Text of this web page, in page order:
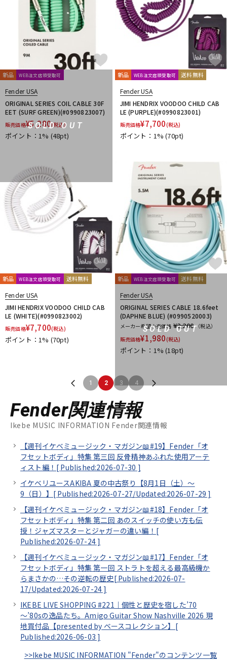
SOLD OUT
新品 WEB注文店頭受取可
Fender USA
ORIGINAL SERIES COIL CABLE 30F
EET (SURF GREEN)(#0990823007)
販売価格¥5,280(税込)
ポイント：1% (48pt)
新品 WEB注文店頭受取可 送料無料
Fender USA
JIMI HENDRIX VOODOO CHILD CAB
LE (PURPLE)(#0990823001)
販売価格¥7,700(税込)
ポイント：1%(70pt)
新品 WEB注文店頭受取可 送料無料
Fender USA
JIMI HENDRIX VOODOO CHILD CAB
LE (WHITE)(#0990823002)
販売価格¥7,700(税込)
ポイント：1% (70pt)
SOLD OUT
新品 WEB注文店頭受取可 送料無料
Fender USA
ORIGINAL SERIES CABLE 18.6feet
(DAPHNE BLUE) (#0990520003)
メーカー希望小売価格 ¥2,200 （税込）
販売価格¥1,980(税込)
ポイント：1%(18pt)
1 2 3 4
Fender関連情報
Ikebe MUSIC INFORMATION Fender関連情報
【週刊イケベミュージック・マガジン📖#19】Fender「オ
フセットボディ」特集 第三回 反骨精神あふれた使用アーテ
ィスト編！[ Published:2026-07-30 ]
イケベリユースAKIBA 夏の中古祭り【8月1日（土）～
9（日）】[ Published:2026-07-27/Updated:2026-07-29 ]
【週刊イケベミュージック・マガジン📖#18】Fender「オ
フセットボディ」特集 第二回 あのスイッチの使い方も伝
授！ジャズマスターとジャガーの違い編！[
Published:2026-07-24 ]
【週刊イケベミュージック・マガジン📖#17】Fender「オ
フセットボディ」特集 第一回 ストラトを超える最高級機か
らまさかの…その逆転の歴史[ Published:2026-07-
17/Updated:2026-07-24 ]
IKEBE LIVE SHOPPING #221｜個性と歴史を宿した’70
～’80sの逸品たち。Amigo Guitar Show Nashville 2026 現
地買付品【presented by ベースコレクション】[
Published:2026-06-03 ]
>>Ikebe MUSIC INFORMATION "Fender"のコンテンツ一覧